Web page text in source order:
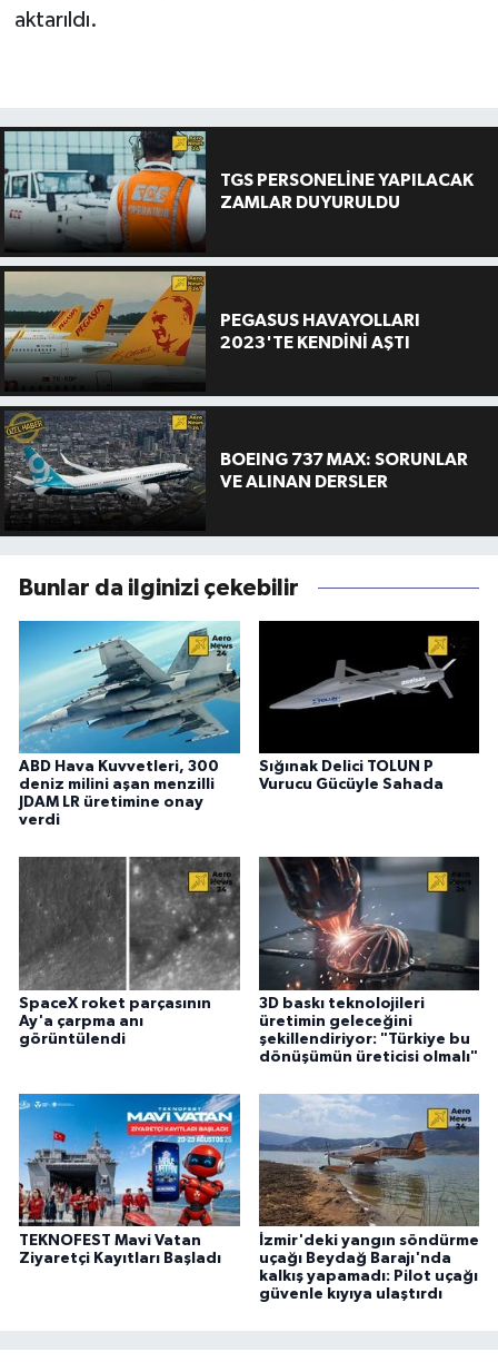
aktarıldı.
TGS PERSONELİNE YAPILACAK
ZAMLAR DUYURULDU
PEGASUS HAVAYOLLARI
2023'TE KENDİNİ AŞTI
BOEING 737 MAX: SORUNLAR
VE ALINAN DERSLER
Bunlar da ilginizi çekebilir
ABD Hava Kuvvetleri, 300
deniz milini aşan menzilli
JDAM LR üretimine onay
verdi
Sığınak Delici TOLUN P
Vurucu Gücüyle Sahada
SpaceX roket parçasının
Ay'a çarpma anı
görüntülendi
3D baskı teknolojileri
üretimin geleceğini
şekillendiriyor: "Türkiye bu
dönüşümün üreticisi olmalı"
TEKNOFEST Mavi Vatan
Ziyaretçi Kayıtları Başladı
İzmir'deki yangın söndürme
uçağı Beydağ Barajı'nda
kalkış yapamadı: Pilot uçağı
güvenle kıyıya ulaştırdı